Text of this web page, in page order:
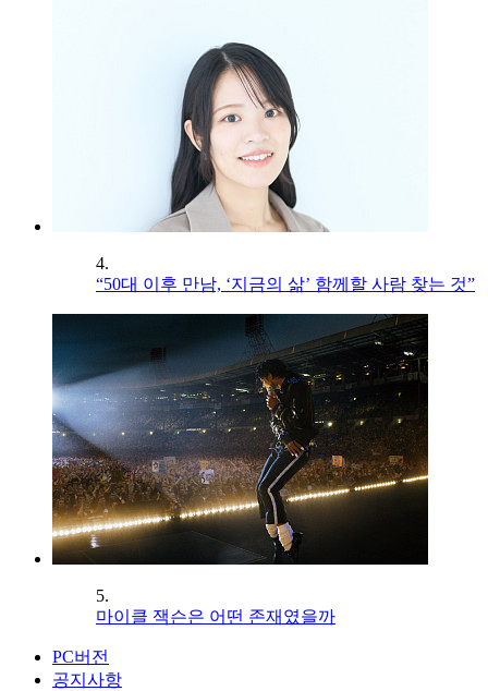
4.
“50대 이후 만남, ‘지금의 삶’ 함께할 사람 찾는 것”
5.
마이클 잭슨은 어떤 존재였을까
PC버전
공지사항